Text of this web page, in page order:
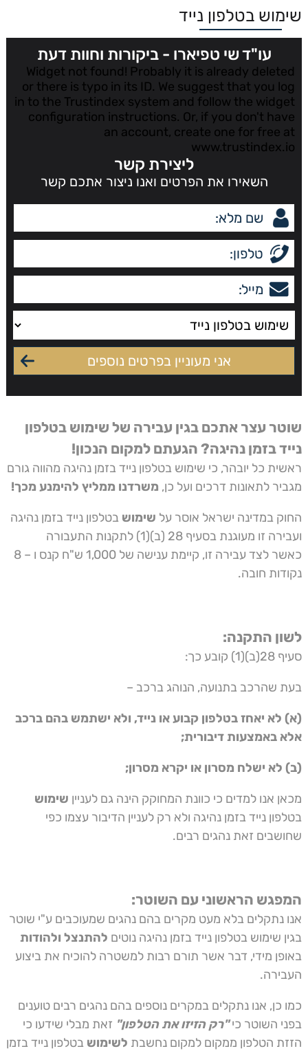
שימוש בטלפון נייד
עו"ד שי טפיארו - ביקורות וחוות דעת
Widget not found! Probably it is already deleted
or there is typo in its ID. We suggest that you log
in to the Trustindex system and follow the widget
configuration instructions. Or, if you don't have
an account, create one for free at
www.trustindex.io
ליצירת קשר
השאירו את הפרטים ואנו ניצור אתכם קשר
שוטר עצר אתכם בגין עבירה של שימוש בטלפון
נייד בזמן נהיגה? הגעתם למקום הנכון!
ראשית כל יובהר, כי שימוש בטלפון נייד בזמן נהיגה מהווה גורם
מגביר לתאונות דרכים ועל כן, משרדנו ממליץ להימנע מכך!
החוק במדינה ישראל אוסר על שימוש בטלפון נייד בזמן נהיגה
ועבירה זו מעוגנת בסעיף 28 (ב)(1) לתקנות התעבורה
כאשר לצד עבירה זו, קיימת ענישה של 1,000 ש"ח קנס ו – 8
נקודות חובה.
לשון התקנה:
סעיף 28(ב)(1) קובע כך:
בעת שהרכב בתנועה, הנוהג ברכב –
(א) לא יאחז בטלפון קבוע או נייד, ולא ישתמש בהם ברכב
אלא באמצעות דיבורית;
(ב) לא ישלח מסרון או יקרא מסרון;
מכאן אנו למדים כי כוונת המחוקק הינה גם לעניין שימוש
בטלפון נייד בזמן נהיגה ולא רק לעניין הדיבור עצמו כפי
שחושבים זאת נהגים רבים.
המפגש הראשוני עם השוטר:
אנו נתקלים בלא מעט מקרים בהם נהגים שמעוכבים ע"י שוטר
בגין שימוש בטלפון נייד בזמן נהיגה נוטים להתנצל ולהודות
באופן מידי, דבר אשר תורם רבות למשטרה להוכיח את ביצוע
העבירה.
כמו כן, אנו נתקלים במקרים נוספים בהם נהגים רבים טוענים
בפני השוטר כי"רק הזיזו את הטלפון" זאת מבלי שידעו כי
הזזת הטלפון ממקום למקום נחשבת לשימוש בטלפון נייד בזמן